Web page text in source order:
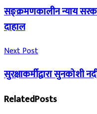
सङ्क्रमणकालीन न्याय
दाहाल
Next Post
सुरक्षाकर्मीद्वारा सुनकोशी
RelatedPosts